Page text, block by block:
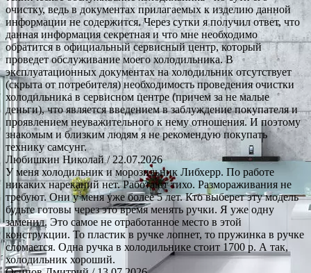
очистку, ведь в документах прилагаемых к изделию данной
информации не содержится. Через сутки я получил ответ, что
данная информация секретная и что мне необходимо
обратится в официальный сервисный центр, который
проведет обслуживание моего холодильника. В
эксплуатационных документах на холодильник отсутствует
(скрыта от потребителя) необходимость проведения очистки
холодильника в сервисном центре (причем за не малые
деньги), что является введением в заблуждение покупателя и
проявлением неуважительного к нему отношения. И поэтому
знакомым и близким людям я не рекомендую покупать
технику самсунг.
Любишкин Николай/ 22.07.2026
У меня холодильник и морозильник Либхерр. По работе
никаких нареканий нет. Работают тихо. Размораживания не
требуют. Они у меня уже более 5 лет. Кто выберет эту модель
будьте готовы через это время менять ручки. Я уже одну
заменил. Это самое не отработанное место в этой
конструкции. То пластик в ручке лопнет, то пружинка в ручке
сломается. Одна ручка в холодильнике стоит 1700 р. А так,
холодильник хороший.